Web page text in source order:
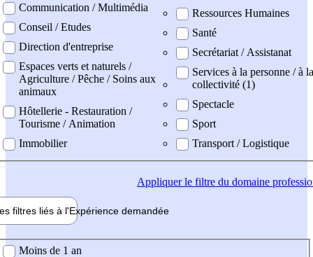
Communication / Multimédia
Conseil / Etudes
Direction d'entreprise
Espaces verts et naturels /
Agriculture / Pêche / Soins aux
animaux
Hôtellerie - Restauration /
Tourisme / Animation
Immobilier
Ressources Humaines
Santé
Secrétariat / Assistanat
Services à la personne / à la
collectivité (1)
Spectacle
Sport
Transport / Logistique
Appliquerle filtre du domaine
filtres liés à l'Expérience demandée
demandée
Moins de 1 an